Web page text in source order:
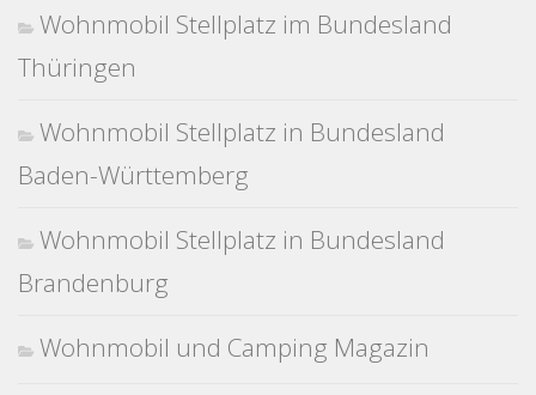
Wohnmobil Stellplatz im Bundesland
Thüringen
Wohnmobil Stellplatz in Bundesland
Baden-Württemberg
Wohnmobil Stellplatz in Bundesland
Brandenburg
Wohnmobil und Camping Magazin